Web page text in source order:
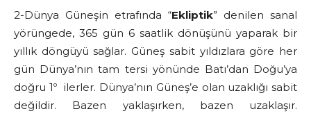
2-Dünya Güneşin etrafında “Ekliptik” denilen sanal
yörüngede, 365 gün 6 saatlik dönüşünü yaparak bir
yıllık döngüyü sağlar. Güneş sabit yıldızlara göre her
gün Dünya’nın tam tersi yönünde Batı’dan Doğu’ya
doğru 1º ilerler. Dünya’nın Güneş’e olan uzaklığı sabit
değildir. Bazen yaklaşırken, bazen uzaklaşır.